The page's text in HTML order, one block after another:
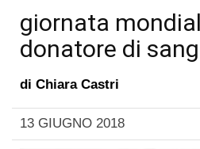
giornata
donatore di
di Chiara Castri
13 GIUGNO 2018